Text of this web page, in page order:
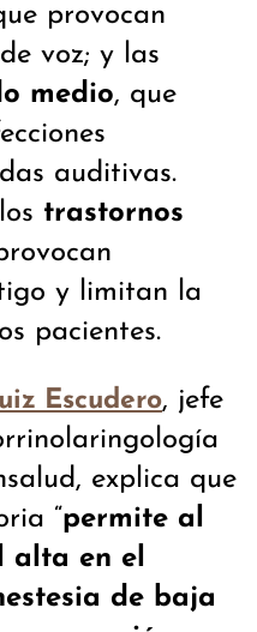
provocan
voz; y las
medio, que
auditivas.
trastornos
y limitan la
pacientes.
Escudero, jefe
explica que
“permite al
alta en el
de baja